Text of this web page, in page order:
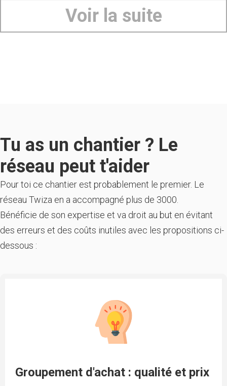
Voir la suite
Tu as un chantier ? Le
réseau peut t'aider
Pour toi ce chantier est probablement le premier. Le
réseau Twiza en a accompagné plus de 3000.
Bénéficie de son expertise et va droit au but en évitant
des erreurs et des coûts inutiles avec les propositions ci-
dessous :
Groupement d'achat : qualité et prix